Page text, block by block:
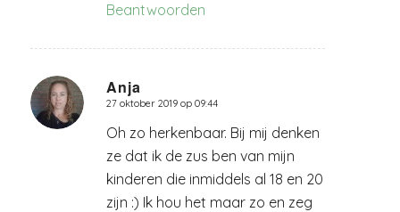
Beantwoorden
Anja
zegt:
27 oktober 2019 op 09:44
Oh zo herkenbaar. Bij mij denken
ze dat ik de zus ben van mijn
kinderen die inmiddels al 18 en 20
zijn :) Ik hou het maar zo en zeg